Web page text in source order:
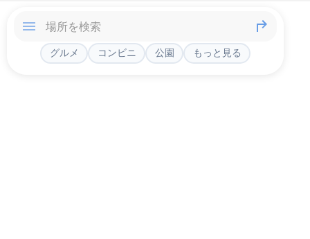
グルメ コンビニ 公園 もっと見る